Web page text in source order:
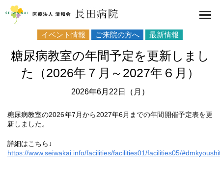
イベント情報 ご来院の方へ 最新情報
糖尿病教室の年間予定を更新しまし
た（2026年７月～2027年６月）
2026年6月22日（月）
糖尿病教室の2026年7月から2027年6月までの年間開催予定表を更
新しました。
詳細はこちら↓
https://www.seiwakai.info/facilities/facilities01/facilities05/